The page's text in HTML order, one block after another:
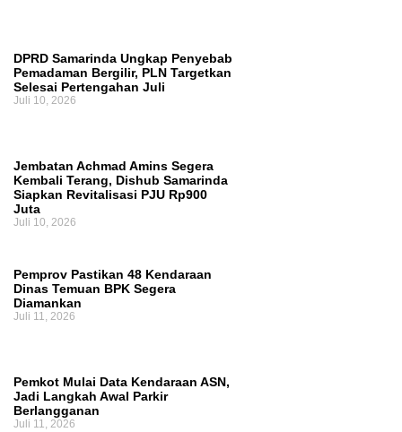
DPRD Samarinda Ungkap Penyebab
Pemadaman Bergilir, PLN Targetkan
Selesai Pertengahan Juli
Juli 10, 2026
Jembatan Achmad Amins Segera
Kembali Terang, Dishub Samarinda
Siapkan Revitalisasi PJU Rp900
Juta
Juli 10, 2026
Pemprov Pastikan 48 Kendaraan
Dinas Temuan BPK Segera
Diamankan
Juli 11, 2026
Pemkot Mulai Data Kendaraan ASN,
Jadi Langkah Awal Parkir
Berlangganan
Juli 11, 2026